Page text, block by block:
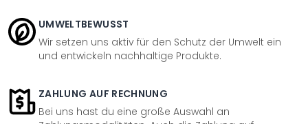
UMWELTBEWUSST
Wir setzen uns aktiv für den Schutz der Umwelt ein
und entwickeln nachhaltige Produkte.
ZAHLUNG AUF RECHNUNG
Bei uns hast du eine große Auswahl an